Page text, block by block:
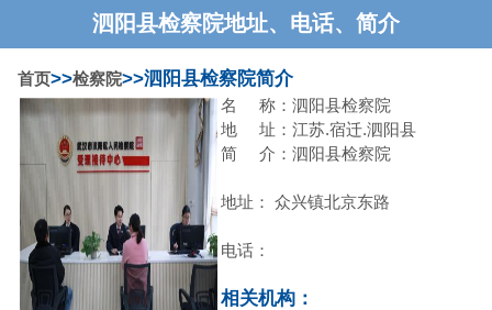
泗阳县检察院地址、电话、简介
首页>>检察院>>泗阳县检察院简介
名 称：泗阳县检察院
地 址：江苏.宿迁.泗阳县
简 介：泗阳县检察院
地址： 众兴镇北京东路
电话：
相关机构：